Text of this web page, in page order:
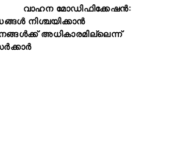
വാഹന മോഡിഫിക്കേഷൻ:
നിശ്ചയിക്കാൻ
അധികാരമില്ലെന്ന്